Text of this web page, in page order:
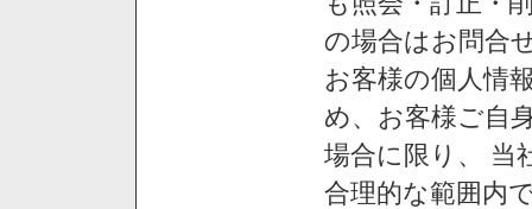
の場合はお問合
お客様の個人情
め、お客様ご自
場合に限り、 当
合理的な範囲内